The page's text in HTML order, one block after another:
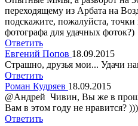
переходящему из Арбата на
подскажите, пожалуйста, точки
фотографа для удачных фоток?)
Ответить
Евгений Попов 18.09.2015
Страшно, друзья мои... Удачи
Ответить
Роман Кудряев 18.09.2015
@Андрей Чивин, Вы же в
Вам в этом году не нравится? )))
Ответить